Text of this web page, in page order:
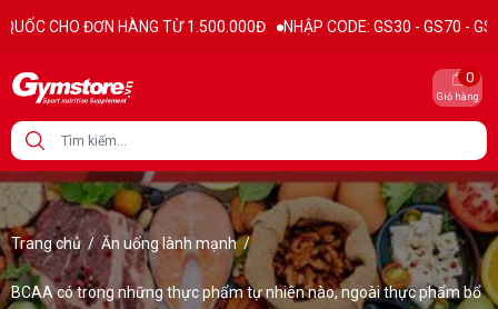
HÀNG TỪ 1.500.000Đ NHẬP CODE: GS30 - GS70 - GS100 giảm
Giỏ hàng
0
Trang chủ / Ăn uống lành mạnh/
BCAA có trong những thực phẩm tự nhiên nào, ngoài thực phẩm bổ